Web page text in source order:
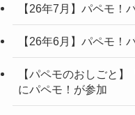
【26年7月】パペモ！
【26年6月】パペモ！
【パペモのおしごと】
にパペモ！が参加